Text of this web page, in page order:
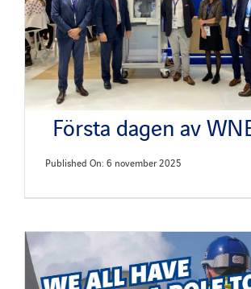
Första dagen av
Published On: 6 november 2025